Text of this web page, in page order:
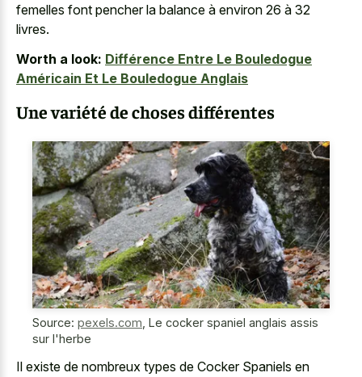
femelles font pencher la balance à environ 26 à 32
livres.
Worth a look: Différence Entre Le Bouledogue
Américain Et Le Bouledogue Anglais
Une variété de choses différentes
Source: pexels.com Le cocker spaniel anglais assis
sur l'herbe
Il existe de nombreux types de Cocker Spaniels en